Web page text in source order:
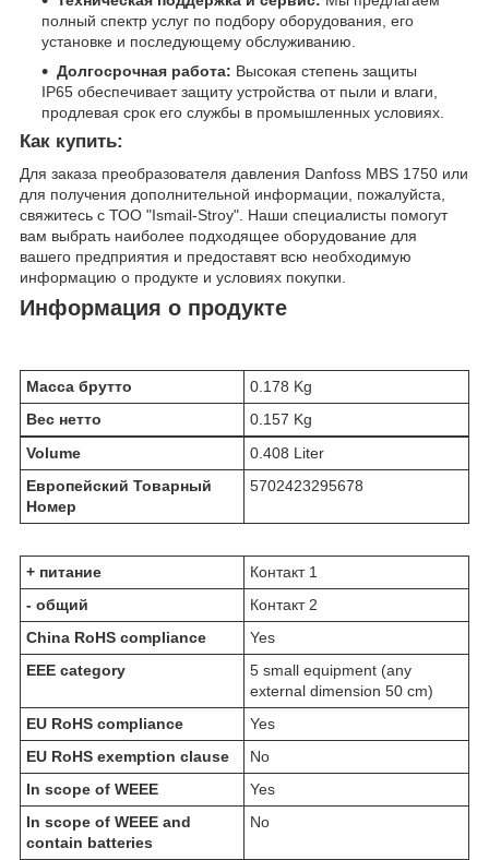
полный спектр услуг по подбору оборудования, его
установке и последующему обслуживанию.
Долгосрочная работа: Высокая степень защиты
IP65 обеспечивает защиту устройства от пыли и влаги,
продлевая срок его службы в промышленных условиях.
Как купить:
Для заказа преобразователя давления Danfoss MBS 1750 или
для получения дополнительной информации, пожалуйста,
свяжитесь с ТОО "Ismail-Stroy". Наши специалисты помогут
вам выбрать наиболее подходящее оборудование для
вашего предприятия и предоставят всю необходимую
информацию о продукте и условиях покупки.
Информация о продукте
Масса брутто
0.178 Kg
Вес нетто
0.157 Kg
Volume
0.408 Liter
Европейский Товарный
Номер
5702423295678
+ питание
Контакт 1
- общий
Контакт 2
China RoHS compliance
Yes
EEE category
5 small equipment (any
external dimension 50 cm)​
EU RoHS compliance
Yes
EU RoHS exemption clause
No
In scope of WEEE
Yes
In scope of WEEE and
contain batteries
No